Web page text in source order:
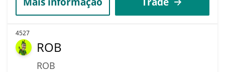
4527
ROB
ROB